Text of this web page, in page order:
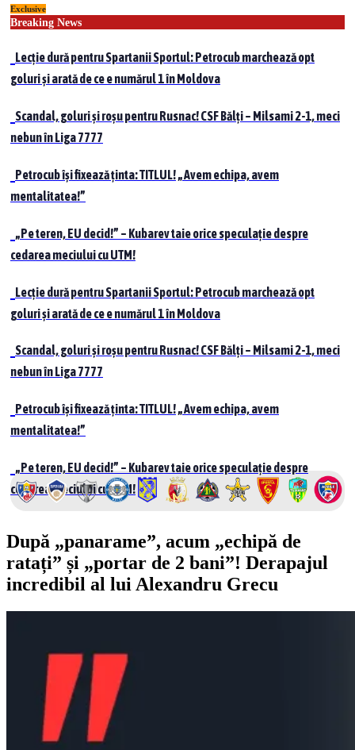
Skip
to
Exclusive
Breaking News
Lecție dură pentru Spartanii Sportul: Petrocub marchează opt
goluri și arată de ce e numărul 1 în Moldova
Scandal, goluri și roșu pentru Rusnac! CSF Bălți – Milsami 2-1, meci
nebun în Liga 7777
Petrocub își fixează ținta: TITLUL! „Avem echipa, avem
mentalitatea!”
„Pe teren, EU decid!” – Kubarev taie orice speculație despre
cedarea meciului cu UTM!
Lecție dură pentru Spartanii Sportul: Petrocub marchează opt
goluri și arată de ce e numărul 1 în Moldova
Scandal, goluri și roșu pentru Rusnac! CSF Bălți – Milsami 2-1, meci
nebun în Liga 7777
Petrocub își fixează ținta: TITLUL! „Avem echipa, avem
mentalitatea!”
„Pe teren, EU decid!” – Kubarev taie orice speculație despre
cedarea meciului cu UTM!
După „panarame”, acum „echipă de
ratați” și „portar de 2 bani”! Derapajul
incredibil al lui Alexandru Grecu